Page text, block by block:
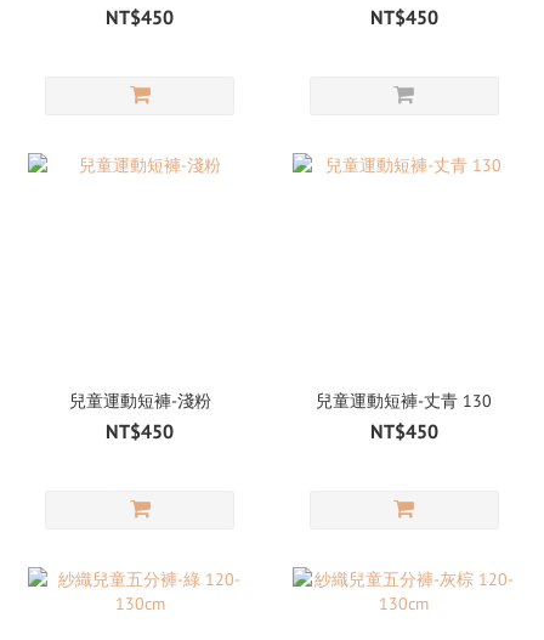
NT$450 NT$450
兒童運動短褲-淺粉
NT$450
兒童運動短褲-丈青 130
NT$450